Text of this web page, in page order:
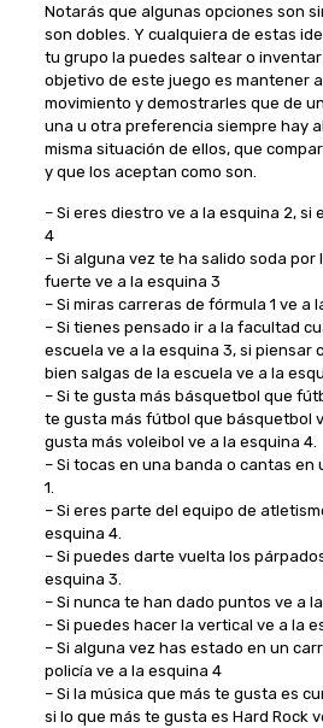
Notarás que algunas opciones son
son dobles. Y cualquiera de estas
tu grupo la puedes saltear o
objetivo de este juego es mantener
movimiento y demostrarles que de
una u otra preferencia siempre hay
misma situación de ellos, que
y que los aceptan como son.
– Si eres diestro ve a la esquina 2, si
4
– Si alguna vez te ha salido soda por
fuerte ve a la esquina 3
– Si miras carreras de fórmula 1 ve a
– Si tienes pensado ir a la facultad
escuela ve a la esquina 3, si piensar
bien salgas de la escuela ve a la
– Si te gusta más básquetbol que
te gusta más fútbol que básquetbol
gusta más voleibol ve a la esquina 4.
– Si tocas en una banda o cantas en
1.
– Si eres parte del equipo de
esquina 4.
– Si puedes darte vuelta los
esquina 3.
– Si nunca te han dado puntos ve a
– Si puedes hacer la vertical ve a la
– Si alguna vez has estado en un
policía ve a la esquina 4
– Si la música que más te gusta es
si lo que más te gusta es Hard Rock